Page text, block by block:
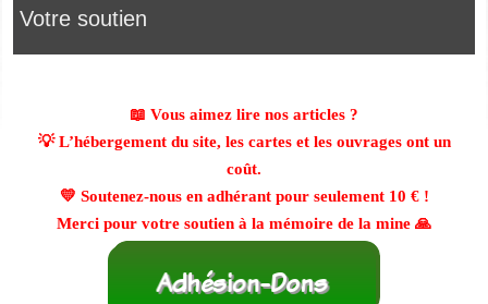
Votre soutien
📖 Vous aimez lire nos articles ?
💡 L’hébergement du site, les cartes et les ouvrages ont un
coût.
💛 Soutenez-nous en adhérant pour seulement 10 €!
Merci pour votre soutien à la mémoire de la mine 🙏